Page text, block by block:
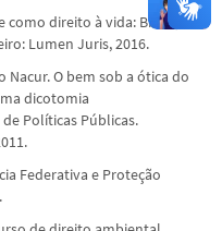
como direito à vida: Brasil,
Lumen Juris, 2016.
Nacur. O bem sob a ótica do
dicotomia
Políticas Públicas.
Federativa e Proteção